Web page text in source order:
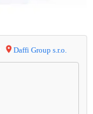
Daffi Group s.r.o.